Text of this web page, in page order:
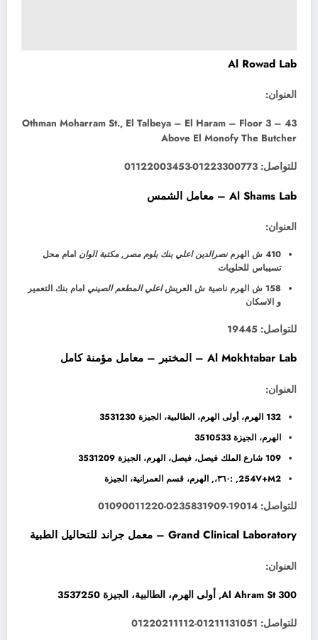
Al Rowad Lab
العنوان:
43 Othman Moharram St., El Talbeya – El Haram – Floor 3 –
Above El Monofy The Butcher
للتواصل: 01223300773-01122003453
Al Shams Lab – معامل الشمس
العنوان:
410 ش الهرم نصرالدين اعلي بنك بلوم مصر, مكتبة الوان امام محل
تسيباس للحلويات
158 ش الهرم ناصية ش العريش
اعلي المطعم الصيني امام بنك التعمير
و الاسكان
للتواصل: 19445
Al Mokhtabar Lab – المختبر – معامل مؤمنة كامل
العنوان:
132 الهرم، أولى الهرم، الطالبية، الجيزة 3531230
الهرم، الجيزة 3510533
109 شارع الملك فيصل، فيصل، الهرم، الجيزة 3531209
254V+M2, :٣٦٠،, الهرم، قسم العمرانية، الجيزة
للتواصل: 19014-0235831909-01090011220
Grand Clinical Laboratory – معمل جراند للتحاليل الطبية
العنوان:
300 Al Ahram St, أولى الهرم، الطالبية، الجيزة 3537250
للتواصل: 01211131051-01220211112